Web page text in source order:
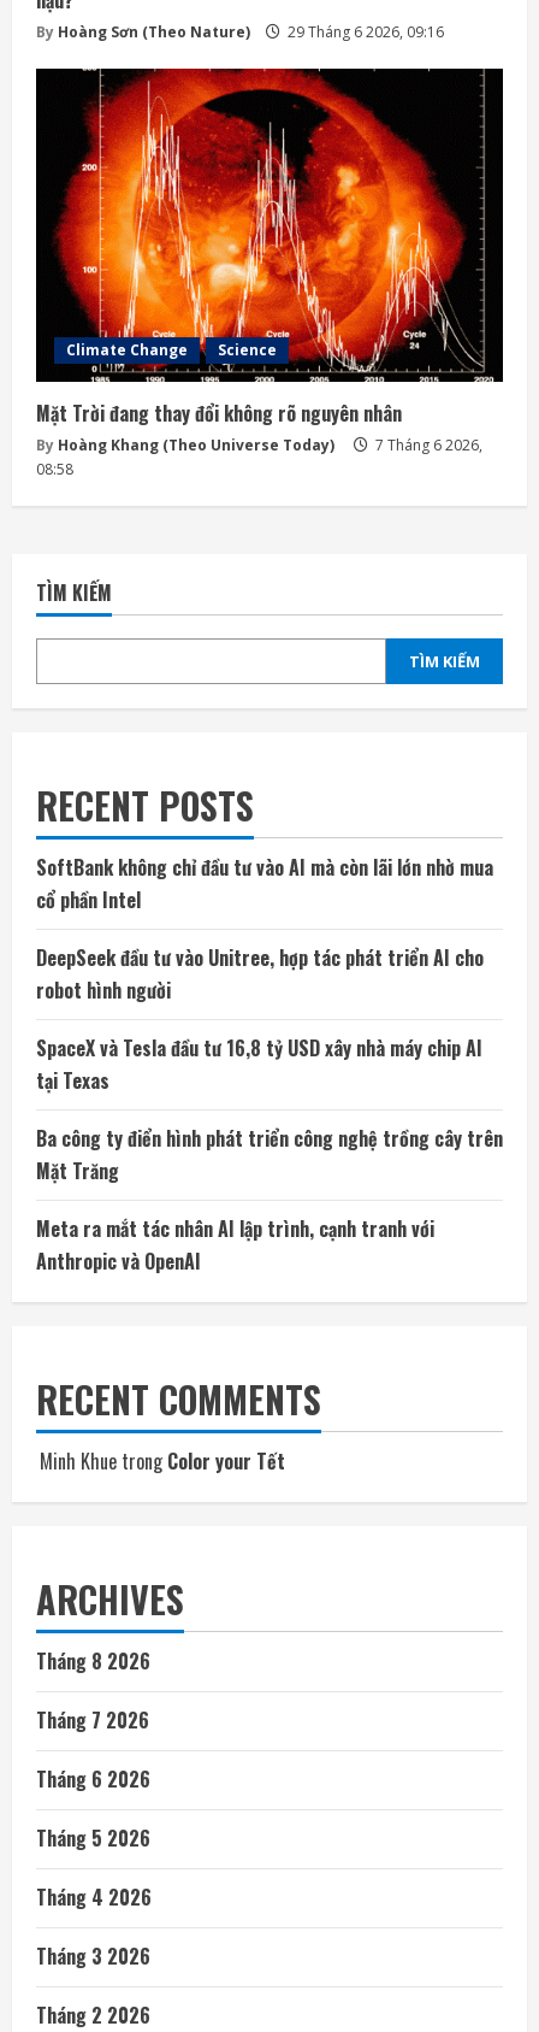
By Hoàng Sơn (Theo Nature) 29 Tháng 6 2026, 09:16
Climate Change Science
Mặt Trời đang thay đổi không rõ nguyên nhân
By Hoàng Khang (Theo Universe Today)
7 Tháng 6 2026,
08:58
TÌM KIẾM
TÌM KIẾM
RECENT POSTS
SoftBank không chỉ đầu tư vào AI mà còn lãi lớn nhờ mua
cổ phần Intel
DeepSeek đầu tư vào Unitree, hợp tác phát triển AI cho
robot hình người
SpaceX và Tesla đầu tư 16,8 tỷ USD xây nhà máy chip AI
tại Texas
Ba công ty điển hình phát triển công nghệ trồng cây trên
Mặt Trăng
Meta ra mắt tác nhân AI lập trình, cạnh tranh với
Anthropic và OpenAI
RECENT COMMENTS
Minh Khue trongColor your Tết
ARCHIVES
Tháng 8 2026
Tháng 7 2026
Tháng 6 2026
Tháng 5 2026
Tháng 4 2026
Tháng 3 2026
Tháng 2 2026